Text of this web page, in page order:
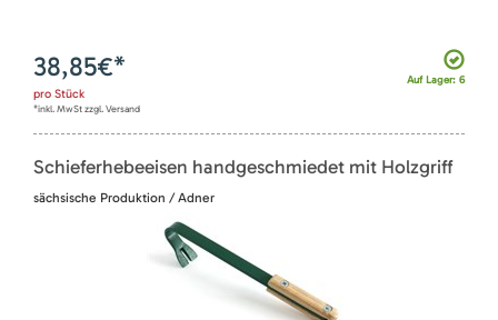
Auf Lager: 6
38,85€*
pro Stück
*inkl. MwSt zzgl. Versand
Schieferhebeeisen handgeschmiedet mit Holzgriff
sächsische Produktion / Adner